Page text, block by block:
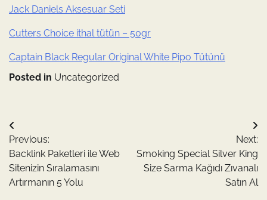
Jack Daniels Aksesuar Seti
Cutters Choice ithal tütün – 50gr
Captain Black Regular Original White Pipo Tütünü
Posted in Uncategorized
Yazı
gezinmesi
Previous:
Backlink Paketleri ile Web
Sitenizin Sıralamasını
Artırmanın 5 Yolu
Next:
Smoking Special Silver King
Size Sarma Kağıdı Zıvanalı
Satın Al